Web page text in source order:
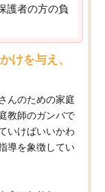
護者の方の負
けを与え、
んのための家庭
教師のガンバで
いけばいいかわ
導を象徴してい